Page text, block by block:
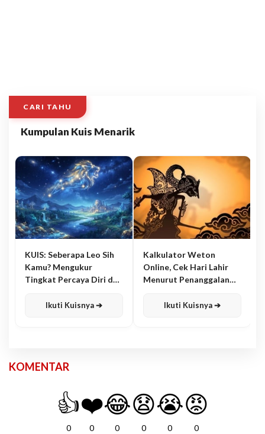
CARI TAHU
Kumpulan Kuis Menarik
KUIS: Seberapa Leo Sih
Kamu? Mengukur
Tingkat Percaya Diri dan
Ikuti Kuisnya ➔
Kalkulator Weton
Online, Cek Hari Lahir
Menurut Penanggalan
Ikuti Kuisnya ➔
KOMENTAR
👍
0
❤️
0
😂
0
😧
0
😭
0
😡
0